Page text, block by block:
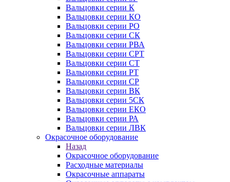
Вальцовки серии К
Вальцовки серии КО
Вальцовки серии РО
Вальцовки серии СК
Вальцовки серии РВА
Вальцовки серии СРТ
Вальцовки серии СТ
Вальцовки серии РТ
Вальцовки серии СР
Вальцовки серии ВК
Вальцовки серии 5СК
Вальцовки серии ЕКО
Вальцовки серии РА
Вальцовки серии ЛВК
Окрасочное оборудование
Назад
Окрасочное оборудование
Расходные материалы
Окрасочные аппараты